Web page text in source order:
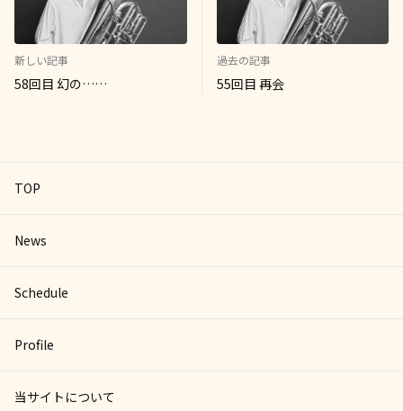
新しい記事
58回目 幻の……
過去の記事
55回目 再会
TOP
News
Schedule
Profile
当サイトについて